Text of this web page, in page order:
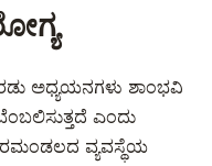
ಅಧ್ಯಯನಗಳು ಶಾಂಭವಿ
ಎಂದು
ವ್ಯವಸ್ಥೆಯ